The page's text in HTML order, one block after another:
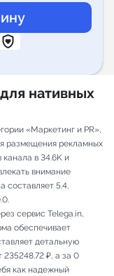
нативных
«Маркетинг и PR»,
размещения рекламных
канала в 34.6K и
внимание
составляет 5.4,
сервис Telega.in,
обеспечивает
детальную
235248.72 ₽, а за 0
как надежный